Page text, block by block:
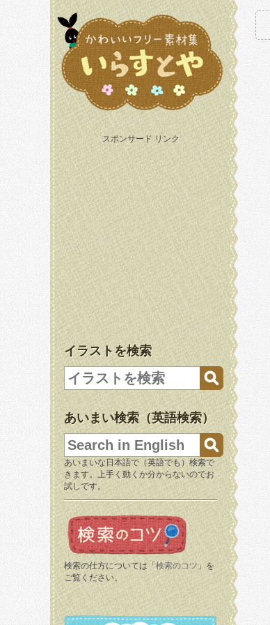
スポンサード リンク
イラストを検索
あいまい検索（英語検索）
あいまいな日本語で（英語でも）検索で
きます。上手く動くか分からないのでお
試しです。
検索の仕方については「 検索のコツ 」を
ご覧ください。